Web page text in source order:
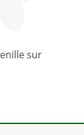
sur